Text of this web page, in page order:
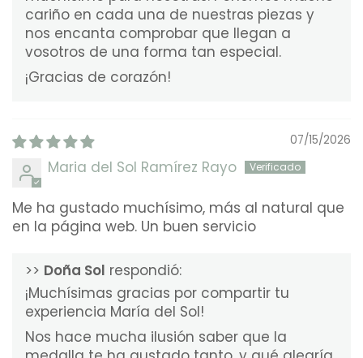
cariño en cada una de nuestras piezas y
nos encanta comprobar que llegan a
vosotros de una forma tan especial.
¡Gracias de corazón!
07/15/2026
Maria del Sol Ramírez Rayo
Me ha gustado muchísimo, más al natural que
en la página web. Un buen servicio
>> Doña Sol respondió:
¡Muchísimas gracias por compartir tu
experiencia María del Sol!
Nos hace mucha ilusión saber que la